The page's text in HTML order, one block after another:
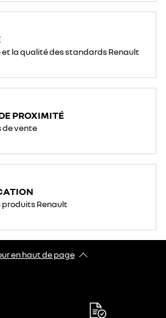
la qualité des standards Renault
PROXIMITÉ
de vente
produits Renault
en haut de page​